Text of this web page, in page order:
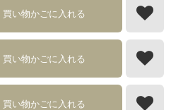
買い物かごに入れる
買い物かごに入れる
買い物かごに入れる